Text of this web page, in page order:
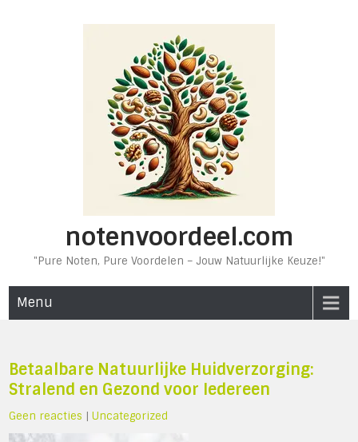
notenvoordeel.com
"Pure Noten, Pure Voordelen – Jouw Natuurlijke Keuze!"
Menu
Betaalbare Natuurlijke Huidverzorging:
Stralend en Gezond voor Iedereen
Geen reacties |Uncategorized